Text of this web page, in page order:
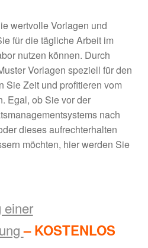
öffnen
öffnen
wertvolle Vorlagen und
für die tägliche Arbeit im
nutzen können. Durch
Vorlagen speziell für den
Sie Zeit und profitieren vom
Egal, ob Sie vor der
nach
dieses aufrechterhalten
möchten, hier werden Sie
einer
– KOSTENLOS